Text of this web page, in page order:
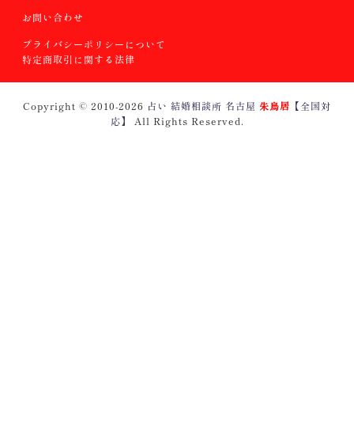
お問い合わせ
プライバシーポリシーについて
特定商取引に関する法律
Copyright © 2010-2026 占い 結婚相談所 名古屋 朱鳥居 【全国対
応】
All Rights Reserved.